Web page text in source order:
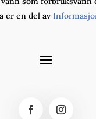
er en del av